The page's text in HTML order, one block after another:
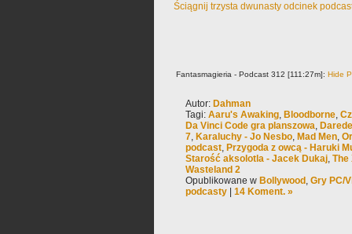
Ściągnij trzysta dwunasty odcinek
Fantasmagieria - Podcast 312 [111:27m]: Hide
Autor: Dahman
Tagi: Aaru's Awaking, Bloodborne,
Da Vinci Code gra planszowa,
7, Karaluchy - Jo Nesbo, Mad Men,
podcast, Przygoda z owcą - Haruki
Starość aksolotla - Jacek Dukaj, The
Wasteland 2
Opublikowane w Bollywood , Gry PC/
podcasty
14 Koment. »